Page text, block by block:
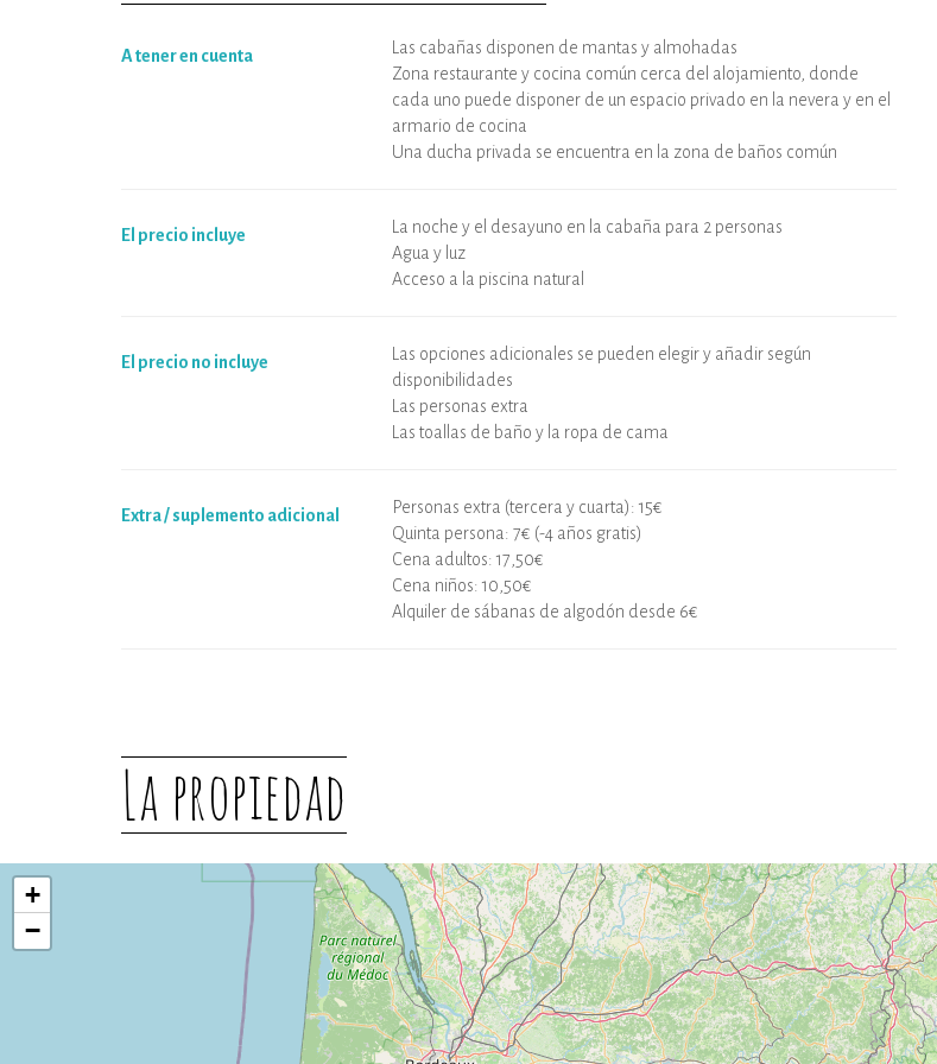
A tener en cuenta
Las cabañas disponen de mantas y almohadas
Zona restaurante y cocina común cerca del alojamiento, donde
cada uno puede disponer de un espacio privado en la nevera y en el
armario de cocina
Una ducha privada se encuentra en la zona de baños común
El precio incluye
La noche y el desayuno en la cabaña para 2 personas
Agua y luz
Acceso a la piscina natural
El precio no incluye
Las opciones adicionales se pueden elegir y añadir según
disponibilidades
Las personas extra
Las toallas de baño y la ropa de cama
Extra / suplemento adicional
Personas extra (tercera y cuarta): 15€
Quinta persona: 7€ (-4 años gratis)
Cena adultos: 17,50€
Cena niños: 10,50€
Alquiler de sábanas de algodón desde 6€
La propiedad
+
−